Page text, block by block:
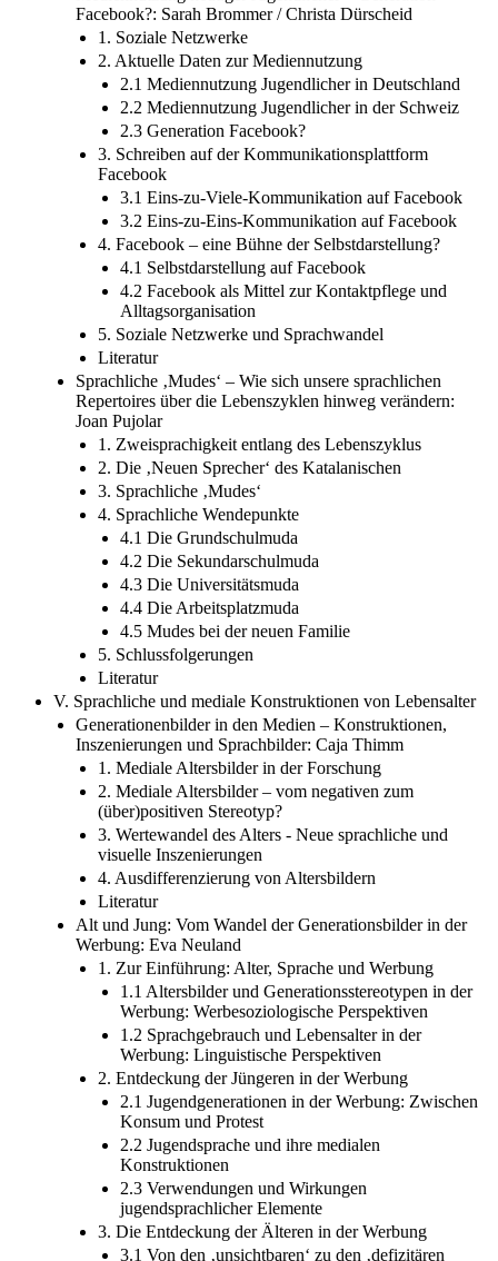
Facebook?: Sarah Brommer / Christa Dürscheid
1. Soziale Netzwerke
2. Aktuelle Daten zur Mediennutzung
2.1 Mediennutzung Jugendlicher in Deutschland
2.2 Mediennutzung Jugendlicher in der Schweiz
2.3 Generation Facebook?
3. Schreiben auf der Kommunikationsplattform
Facebook
3.1 Eins-zu-Viele-Kommunikation auf Facebook
3.2 Eins-zu-Eins-Kommunikation auf Facebook
4. Facebook – eine Bühne der Selbstdarstellung?
4.1 Selbstdarstellung auf Facebook
4.2 Facebook als Mittel zur Kontaktpflege und
Alltagsorganisation
5. Soziale Netzwerke und Sprachwandel
Literatur
Sprachliche ‚Mudes‘ – Wie sich unsere sprachlichen
Repertoires über die Lebenszyklen hinweg verändern:
Joan Pujolar
1. Zweisprachigkeit entlang des Lebenszyklus
2. Die ‚Neuen Sprecher‘ des Katalanischen
3. Sprachliche ‚Mudes‘
4. Sprachliche Wendepunkte
4.1 Die Grundschulmuda
4.2 Die Sekundarschulmuda
4.3 Die Universitätsmuda
4.4 Die Arbeitsplatzmuda
4.5 Mudes bei der neuen Familie
5. Schlussfolgerungen
Literatur
V. Sprachliche und mediale Konstruktionen von Lebensalter
Generationenbilder in den Medien – Konstruktionen,
Inszenierungen und Sprachbilder: Caja Thimm
1. Mediale Altersbilder in der Forschung
2. Mediale Altersbilder – vom negativen zum
(über)positiven Stereotyp?
3. Wertewandel des Alters - Neue sprachliche und
visuelle Inszenierungen
4. Ausdifferenzierung von Altersbildern
Literatur
Alt und Jung: Vom Wandel der Generationsbilder in der
Werbung: Eva Neuland
1. Zur Einführung: Alter, Sprache und Werbung
1.1 Altersbilder und Generationsstereotypen in der
Werbung: Werbesoziologische Perspektiven
1.2 Sprachgebrauch und Lebensalter in der
Werbung: Linguistische Perspektiven
2. Entdeckung der Jüngeren in der Werbung
2.1 Jugendgenerationen in der Werbung: Zwischen
Konsum und Protest
2.2 Jugendsprache und ihre medialen
Konstruktionen
2.3 Verwendungen und Wirkungen
jugendsprachlicher Elemente
3. Die Entdeckung der Älteren in der Werbung
3.1 Von den ‚unsichtbaren‘ zu den ‚defizitären